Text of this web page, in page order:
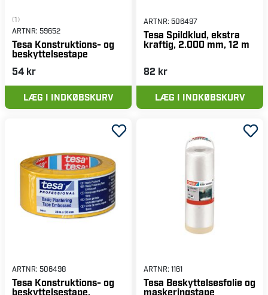
(1)
ARTNR: 59652
Tesa Konstruktions- og
beskyttelsestape
54 kr
LÆG I INDKØBSKURV
ARTNR: 506497
Tesa Spildklud, ekstra
kraftig, 2.000 mm, 12 m
82 kr
LÆG I INDKØBSKURV
ARTNR: 506498
Tesa Konstruktions- og
beskyttelsestape,
ARTNR: 1161
Tesa Beskyttelsesfolie og
maskeringstape